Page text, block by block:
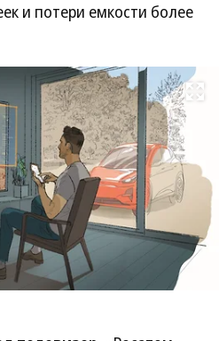
и потери емкости более
Развернуть